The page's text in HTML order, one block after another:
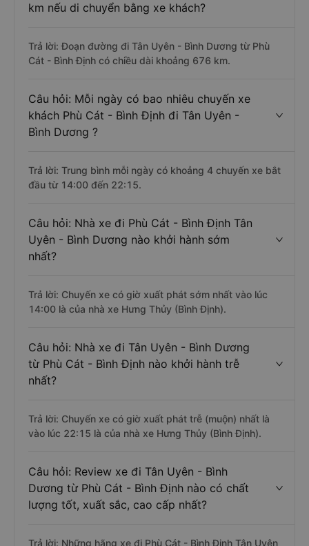
km nếu di chuyển bằng xe khách?
Trả lời: Đoạn đường đi Tân Uyên - Bình Dương từ Phù
Cát - Bình Định có chiều dài khoảng 676 km.
Câu hỏi: Mỗi ngày có bao nhiêu chuyến xe
khách Phù Cát - Bình Định đi Tân Uyên -
Bình Dương ?
Trả lời: Trung bình mỗi ngày có khoảng 4 chuyến xe bắt
đầu từ 14:00 đến 22:15.
Câu hỏi: Nhà xe đi Phù Cát - Bình Định Tân
Uyên - Bình Dương nào khởi hành sớm
nhất?
Trả lời: Chuyến xe có giờ xuất phát sớm nhất vào lúc
14:00 là của nhà xe Hưng Thủy (Bình Định).
Câu hỏi: Nhà xe đi Tân Uyên - Bình Dương
từ Phù Cát - Bình Định nào khởi hành trễ
nhất?
Trả lời: Chuyến xe có giờ xuất phát trễ (muộn) nhất là
vào lúc 22:15 là của nhà xe Hưng Thủy (Bình Định).
Câu hỏi: Review xe đi Tân Uyên - Bình
Dương từ Phù Cát - Bình Định nào có chất
lượng tốt, xuất sắc, cao cấp nhất?
Trả lời: Những hãng xe đi Phù Cát - Bình Định Tân Uyên